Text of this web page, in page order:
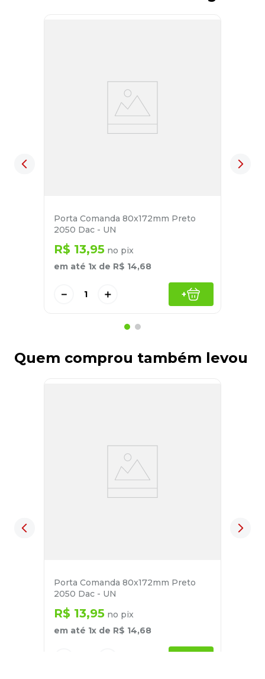
Porta Comanda 80x172mm Preto
2050 Dac - UN
R$ 13,95 no pix
em até 1x de R$ 14,68
＋
－ +
Quem comprou também levou
Porta Comanda 80x172mm Preto
2050 Dac - UN
R$ 13,95 no pix
em até 1x de R$ 14,68